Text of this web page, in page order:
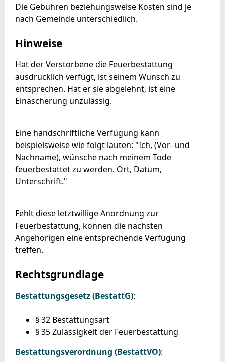
Die Gebühren beziehungsweise Kosten sind je
nach Gemeinde unterschiedlich.
Hinweise
Hat der Verstorbene die Feuerbestattung
ausdrücklich verfügt, ist seinem Wunsch zu
entsprechen. Hat er sie abgelehnt, ist eine
Einäscherung unzulässig.
Eine handschriftliche Verfügung kann
beispielsweise wie folgt lauten: "Ich, (Vor- und
Nachname), wünsche nach meinem Tode
feuerbestattet zu werden. Ort, Datum,
Unterschrift."
Fehlt diese letztwillige Anordnung zur
Feuerbestattung, können die nächsten
Angehörigen eine entsprechende Verfügung
treffen.
Rechtsgrundlage
Bestattungsgesetz (BestattG):
§ 32 Bestattungsart
§ 35 Zulässigkeit der Feuerbestattung
Bestattungsverordnung (BestattVO):